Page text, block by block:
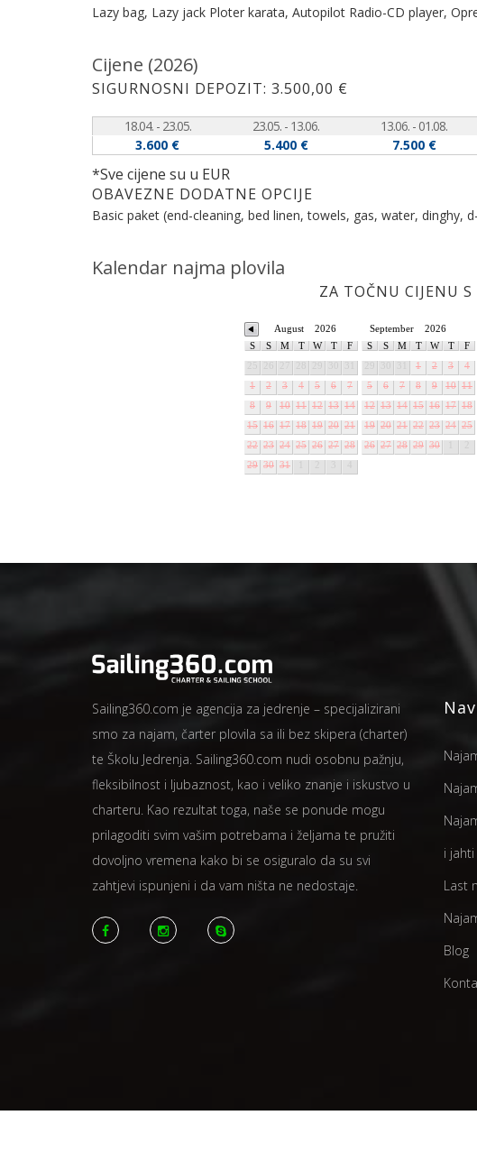
Lazy bag, Lazy jack Ploter karata, Autopilot Radio-CD player,
Cijene (2026)
SIGURNOSNI DEPOZIT: 3.500,00 €
18.04. - 23.05. 23.05. - 13.06. 13.06. - 01.08.
3.600 €
5.400 € 7.500 €
*Sve cijene su u EUR
OBAVEZNE DODATNE OPCIJE
Basic paket (end-cleaning, bed linen, towels, gas, water, dinghy,
Kalendar najma plovila
ZA TOČNU CIJENU
2026
August
S
S M T W T
F
1
2 3 4 5 6
7
8
9 10 11 12 13 14
15 16 17 18 19 20 21
22 23 24 25 26 27 28
29 30 31
2026
September
S
S M T W T
F
1 2 3
4
5
6 7 8 9 10 11
12 13 14 15 16 17 18
19 20 21 22 23 24 25
26 27 28 29 30
Sailing360.com je agencija za jedrenje – specijalizirani
smo za najam, čarter plovila sa ili bez skipera (charter)
te Školu Jedrenja. Sailing360.com nudi osobnu pažnju,
fleksibilnost i ljubaznost, kao i veliko znanje i iskustvo u
charteru. Kao rezultat toga, naše se ponude mogu
prilagoditi svim vašim potrebama i željama te pružiti
dovoljno vremena kako bi se osiguralo da su svi
zahtjevi ispunjeni i da vam ništa ne nedostaje.
i jahti
Last
Blog